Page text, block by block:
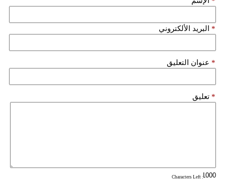
البريد الألكتروني *
عنوان التعليق *
تعليق *
: Characters Left